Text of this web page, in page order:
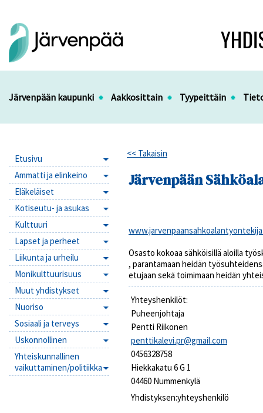
Järvenpään kaupunki Aakkosittain Tyypeittäin
Etusivu
Ammatti ja elinkeino
Eläkeläiset
Kotiseutu- ja asukas
Kulttuuri
Lapset ja perheet
Liikunta ja urheilu
Monikulttuurisuus
Muut yhdistykset
Nuoriso
Sosiaali ja terveys
Uskonnollinen
Yhteiskunnallinen
vaikuttaminen/politiikka
<< Takaisin
Järvenpään
Osasto kokoaa sähköisillä aloilla
, parantamaan heidän
etujaan sekä toimimaan heidän
Yhteyshenkilöt:
Puheenjohtaja
Pentti Riikonen
penttikalevi.pr@gmail.com
0456328758
Hiekkakatu 6 G 1
04460 Nummenkylä
Yhdistyksen:yhteyshenkilö